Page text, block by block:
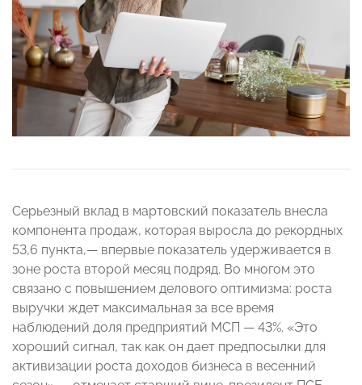
Серьезный вклад в мартовский показатель внесла
компонента продаж, которая выросла до рекордных
53,6 пункта,— впервые показатель удерживается в
зоне роста второй месяц подряд. Во многом это
связано с повышением делового оптимизма: роста
выручки ждет максимальная за все время
наблюдений доля предприятий МСП — 43%. «Это
хороший сигнал, так как он дает предпосылки для
активизации роста доходов бизнеса в весенний